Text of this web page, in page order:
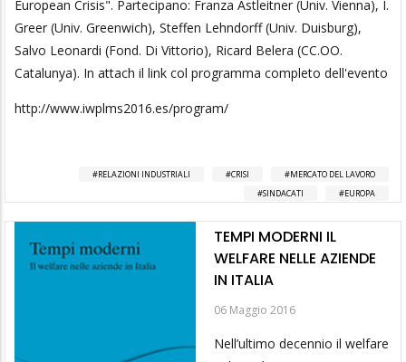
European Crisis". Partecipano: Franza Astleitner (Univ. Vienna), I.
Greer (Univ. Greenwich), Steffen Lehndorff (Univ. Duisburg),
Salvo Leonardi (Fond. Di Vittorio), Ricard Belera (CC.OO.
Catalunya). In attach il link col programma completo dell'evento
http://www.iwplms2016.es/program/
RELAZIONI INDUSTRIALI CRISI
MERCATO DEL LAVORO
SINDACATI
EUROPA
TEMPI MODERNI IL
WELFARE NELLE AZIENDE
IN ITALIA
06 Maggio 2016
Nell’ultimo decennio il welfare